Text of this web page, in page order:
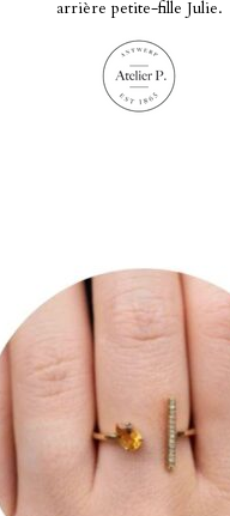
arrière petite-fille Julie.